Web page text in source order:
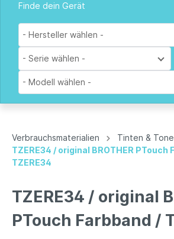
Finde dein Gerät
- Hersteller wählen -
- Serie wählen -
- Modell wählen -
Verbrauchsmaterialien
Tinten &
TZERE34 / original BROTHER PTouch
TZERE34
TZERE34 / original
PTouch Farbband /